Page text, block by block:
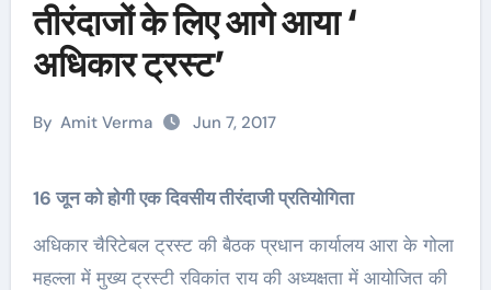
तीरंदाजों के लिए आगे आया ‘
अधिकार ट्रस्ट’
By Amit Verma Jun 7, 2017
16 जून को होगी एक दिवसीय तीरंदाजी प्रतियोगिता
अधिकार चैरिटेबल ट्रस्ट की बैठक प्रधान कार्यालय आरा के गोला
महल्ला में मुख्य ट्रस्टी रविकांत राय की अध्यक्षता में आयोजित की